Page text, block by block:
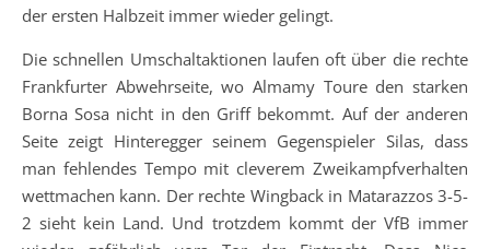
der ersten Halbzeit immer wieder gelingt.
Die schnellen Umschaltaktionen laufen oft über die rechte
Frankfurter Abwehrseite, wo Almamy Toure den starken
Borna Sosa nicht in den Griff bekommt. Auf der anderen
Seite zeigt Hinteregger seinem Gegenspieler Silas, dass
man fehlendes Tempo mit cleverem Zweikampfverhalten
wettmachen kann. Der rechte Wingback in Matarazzos 3-5-
2 sieht kein Land. Und trotzdem kommt der VfB immer